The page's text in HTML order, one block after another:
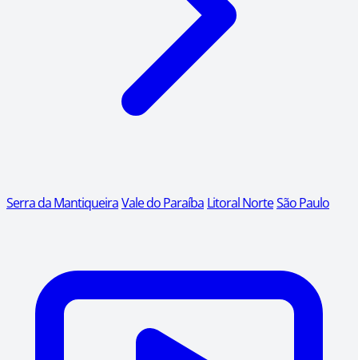
Serra da MantiqueiraVale do Paraíba Litoral NorteSão Paulo